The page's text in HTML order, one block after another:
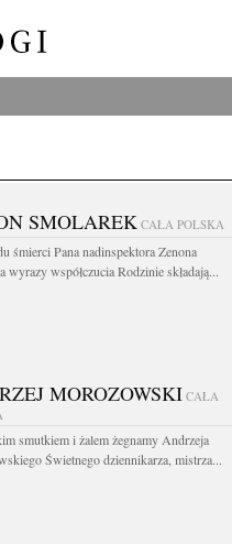
SMOLAREK CAŁA POLSKA
śmierci Pana nadinspektora Zenona
wyrazy współczucia Rodzinie składają...
MOROZOWSKICAŁA
smutkiem i żalem żegnamy Andrzeja
Świetnego dziennikarza, mistrza...